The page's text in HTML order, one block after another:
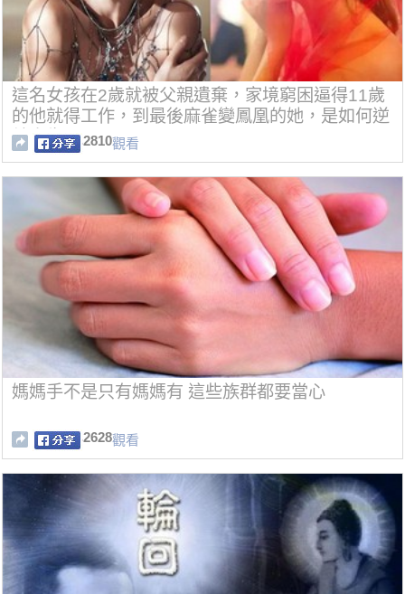
這名女孩在2歲就被父親遺棄，家境窮困逼得11歲
的他就得工作，到最後麻雀變鳳凰的她，是如何逆
轉人生呢？2810觀看
媽媽手不是只有媽媽有 這些族群都要當心
2628觀看